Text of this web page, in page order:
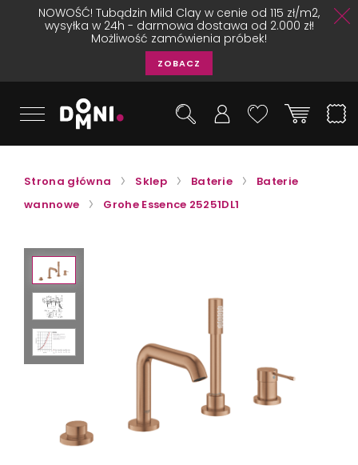
NOWOŚĆ! Tubądzin Mild Clay w cenie od 115 zł/m2,
wysyłka w 24h - darmowa dostawa od 2.000 zł!
Możliwość zamówienia próbek!
ZOBACZ
Strona główna Sklep Baterie
Baterie
wannowe
Grohe Essence 25251DL1